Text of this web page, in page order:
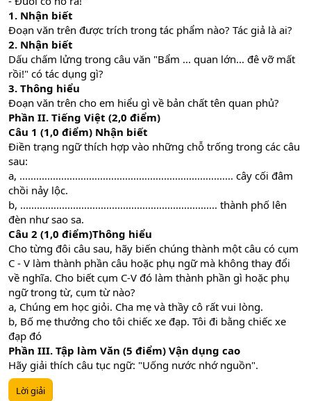
1. Nhận biết
Đoạn văn trên được trích trong tác phẩm nào? Tác giả là ai?
2. Nhận biết
Dấu chấm lửng trong câu văn "Bẩm ... quan lớn... đê vỡ mất
rồi!" có tác dụng gì?
3. Thông hiểu
Đoạn văn trên cho em hiểu gì về bản chất tên quan phủ?
Phần II. Tiếng Việt (2,0 điểm)
Câu 1 (1,0 điểm) Nhận biết
Điền trạng ngữ thích hợp vào những chỗ trống trong các câu
sau:
a, ............................................................................. cây cối đâm
chồi nảy lộc.
b, ....................................................................... thành phố lên
đèn như sao sa.
Câu 2 (1,0 điểm)Thông hiểu
Cho từng đôi câu sau, hãy biến chúng thành một câu có cụm
C - V làm thành phần câu hoặc phụ ngữ mà không thay đổi
về nghĩa. Cho biết cụm C-V đó làm thành phần gì hoặc phụ
ngữ trong từ, cụm từ nào?
a, Chúng em học giỏi. Cha mẹ và thầy cô rất vui lòng.
b, Bố mẹ thưởng cho tôi chiếc xe đạp. Tôi đi bằng chiếc xe
đạp đó
Phần III. Tập làm Văn (5 điểm) Vận dụng cao
Hãy giải thích câu tục ngữ: "Uống nước nhớ nguồn".
Lời giải